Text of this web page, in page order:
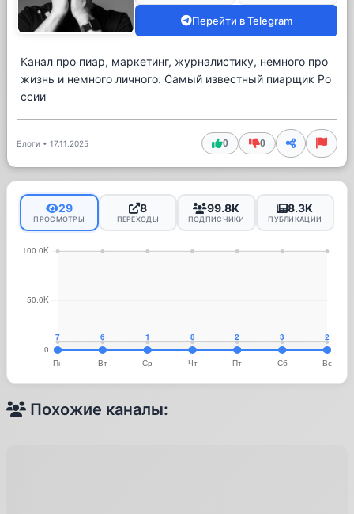
Перейти в Telegram
Канал про пиар, маркетинг, журналистику, немного про
жизнь и немного личного. Самый известный пиарщик Ро
ссии
Блоги • 17.11.2025 0 0
29
ПРОСМОТРЫ
8
ПЕРЕХОДЫ
99.8K
ПОДПИСЧИКИ
8.3K
ПУБЛИКАЦИИ
Похожие каналы: